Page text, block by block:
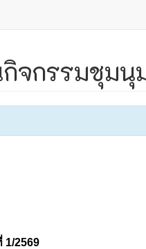
กิจกรรมชุม
1/2569